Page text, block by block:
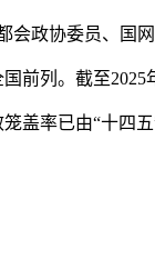
协委员、国网
。截至2025
率已由“十四五”